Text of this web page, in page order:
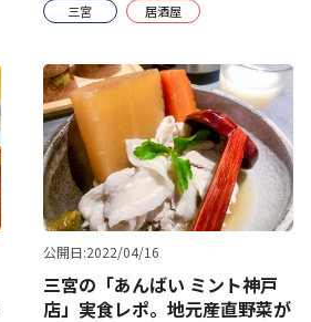
三宮 居酒屋
公開日:2022/04/16
三宮の「あんばい ミント神戸
店」実食レポ。地元産直野菜が